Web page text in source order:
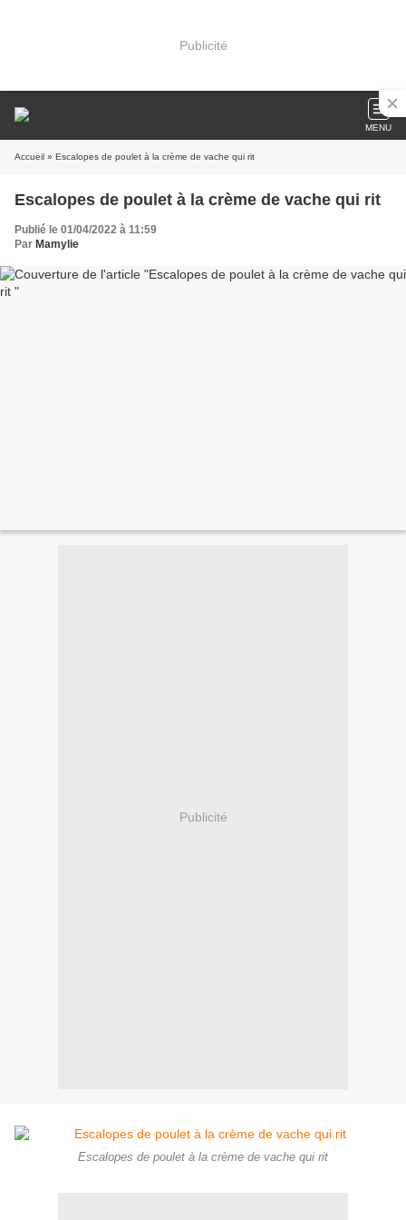
Publicité
MENU
Accueil » Escalopes de poulet à la crème de vache qui rit
Escalopes de poulet à la crème de vache qui rit
Publié le 01/04/2022 à 11:59
Par Mamylie
Publicité
Escalopes de poulet à la crème de vache qui rit